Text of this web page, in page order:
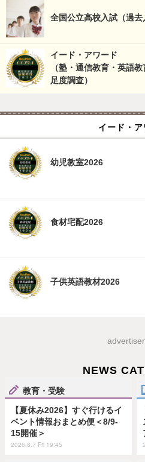
全国公立高校入試（過去
イード・アワード
（塾・通信教育・英語
足度調査）
イード・ア
幼児教室2026
食材宅配2026
子供英語教材2026
NEWS
教育・受験
【夏休み2026】すぐ行けるイ
ベント情報おまとめ便＜8/9-
15開催＞
2026.8.7 Fri 19:45